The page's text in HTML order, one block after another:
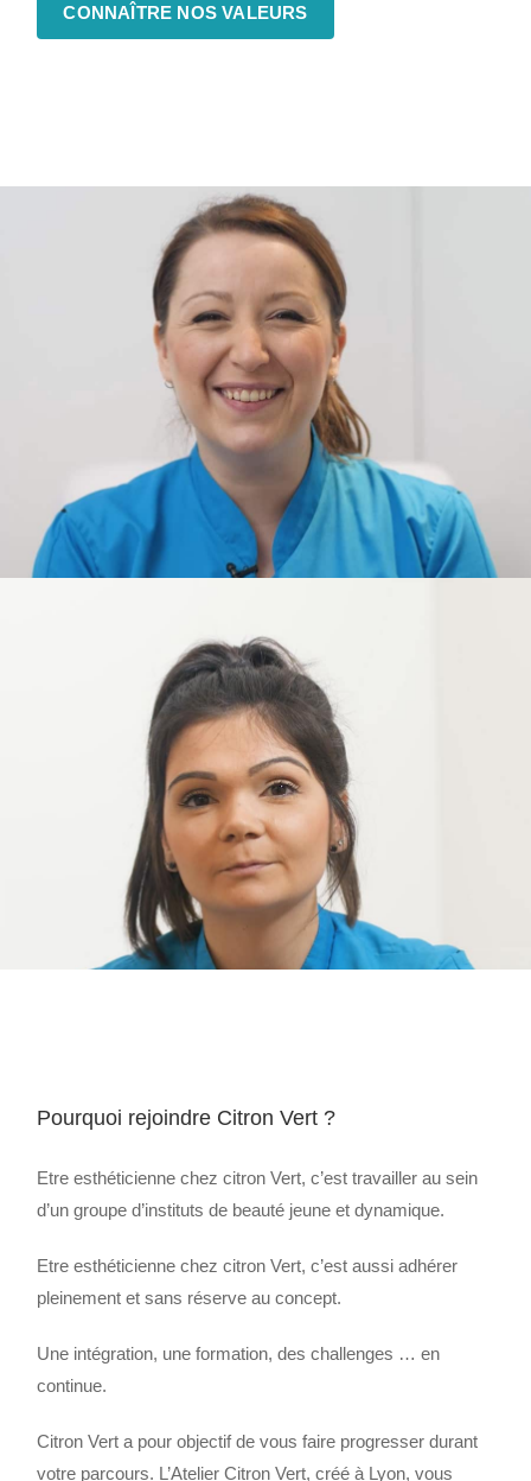
CONNAÎTRE NOS VALEURS
Pourquoi rejoindre Citron Vert ?
Etre esthéticienne chez citron Vert, c’est travailler au sein
d’un groupe d’instituts de beauté jeune et dynamique.
Etre esthéticienne chez citron Vert, c’est aussi adhérer
pleinement et sans réserve au concept.
Une intégration, une formation, des challenges … en
continue.
Citron Vert a pour objectif de vous faire progresser durant
votre parcours. L’Atelier Citron Vert, créé à Lyon, vous